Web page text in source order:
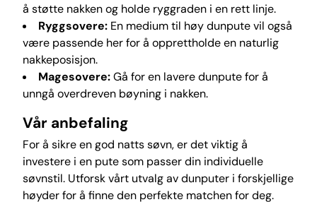
å støtte nakken og holde ryggraden i en rett linje.
Ryggsovere: En medium til høy dunpute vil også
være passende her for å opprettholde en naturlig
nakkeposisjon.
Magesovere:Gå for en lavere dunpute for å
unngå overdreven bøyning i nakken.
Vår anbefaling
For å sikre en god natts søvn, er det viktig å
investere i en pute som passer din individuelle
søvnstil. Utforsk vårt utvalg av dunputer i forskjellige
høyder for å finne den perfekte matchen for deg.